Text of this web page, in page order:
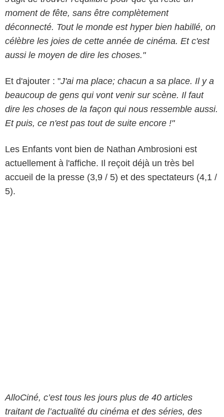
moment de fête, sans être complètement
déconnecté. Tout le monde est hyper bien habillé, on
célèbre les joies de cette année de cinéma. Et c'est
aussi le moyen de dire les choses."
Et d'ajouter : "J'ai ma place; chacun a sa place. Il y a
beaucoup de gens qui vont venir sur scène. Il faut
dire les choses de la façon qui nous ressemble aussi.
Et puis, ce n'est pas tout de suite encore !"
Les Enfants vont bien de Nathan Ambrosioni est
actuellement à l'affiche. Il reçoit déjà un très bel
accueil de la presse (3,9 / 5) et des spectateurs (4,1 /
5).
AlloCiné, c’est tous les jours plus de 40 articles
traitant de l’actualité du cinéma et des séries, des